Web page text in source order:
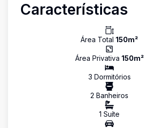
Características
Área Total 150m²
Área Privativa 150m²
3 Dormitórios
2 Banheiros
1 Suíte